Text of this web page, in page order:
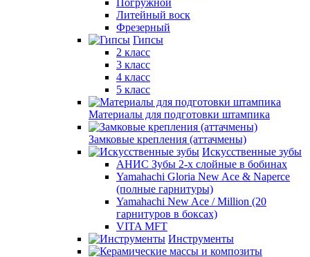
Погружной
Литейный воск
Фрезерный
Гипсы
2 класс
3 класс
4 класс
5 класс
Материалы для подготовки штампика
Замковые крепления (аттачмены)
Искусственные зубы
АНИС Зубы 2-х слойные в бобинах
Yamahachi Gloria New Ace & Naperce
(полные гарнитуры)
Yamahachi New Ace / Million (20
гарнитуров в боксах)
VITA MFT
Инструменты